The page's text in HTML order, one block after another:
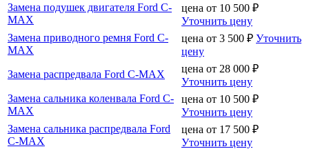
Замена подушек двигателя Ford C-
MAX
цена от 10 500 ₽
Уточнить цену
Замена приводного ремня Ford C-
MAX
цена от 3 500 ₽ Уточнить
цену
Замена распредвала Ford C-MAX
цена от 28 000 ₽
Уточнить цену
Замена сальника коленвала Ford C-
MAX
цена от 10 500 ₽
Уточнить цену
Замена сальника распредвала Ford
C-MAX
цена от 17 500 ₽
Уточнить цену